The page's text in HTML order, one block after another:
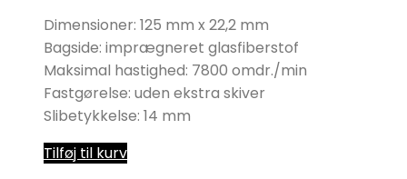
Dimensioner: 125 mm x 22,2 mm
Bagside: imprægneret glasfiberstof
Maksimal hastighed: 7800 omdr./min
Fastgørelse: uden ekstra skiver
Slibetykkelse: 14 mm
Tilføj til kurv